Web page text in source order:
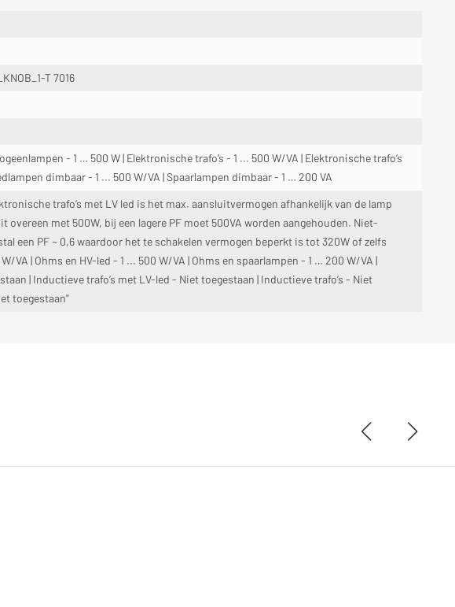
T 7016
- 1 … 500 W | Elektronische trafo’s - 1 ... 500 W/VA | Elektronische trafo’s
dimbaar - 1 ... 500 W/VA | Spaarlampen dimbaar - 1 … 200 VA
trafo’s met LV led is het max. aansluitvermogen afhankelijk van de lamp
overeen met 500W, bij een lagere PF moet 500VA worden aangehouden. Niet-
een PF ~ 0,6 waardoor het te schakelen vermogen beperkt is tot 320W of zelfs
VA | Ohms en HV-led - 1 ... 500 W/VA | Ohms en spaarlampen - 1 … 200 W/VA |
| Inductieve trafo’s met LV-led - Niet toegestaan | Inductieve trafo’s - Niet
toegestaan"